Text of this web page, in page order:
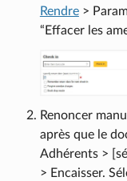
Rendre>
“Effacer les
Renoncer
après que le
Adhérents >
> Encaisser.